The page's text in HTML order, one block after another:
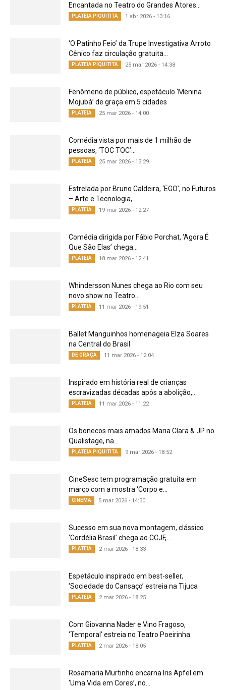
Encantada no Teatro do Grandes Atores...
PLATEIA PIQUITITA 1 abr 2026 - 13:16
‘O Patinho Feio’ da Trupe Investigativa Arroto
Cênico faz circulação gratuita...
PLATEIA PIQUITITA 25 mar 2026 - 14:38
Fenômeno de público, espetáculo ‘Menina
Mojubá’ de graça em 5 cidades
PLATEIA 25 mar 2026 - 14:00
Comédia vista por mais de 1 milhão de
pessoas, ‘TOC TOC’...
PLATEIA 25 mar 2026 - 13:29
Estrelada por Bruno Caldeira, ‘EGO’, no Futuros
– Arte e Tecnologia,...
PLATEIA 19 mar 2026 - 12:27
Comédia dirigida por Fábio Porchat, ‘Agora É
Que São Elas’ chega...
PLATEIA 18 mar 2026 - 12:41
Whindersson Nunes chega ao Rio com seu
novo show no Teatro...
PLATEIA 11 mar 2026 - 19:51
Ballet Manguinhos homenageia Elza Soares
na Central do Brasil
DE GRAÇA 11 mar 2026 - 12:04
Inspirado em história real de crianças
escravizadas décadas após a abolição,...
PLATEIA 11 mar 2026 - 11:22
Os bonecos mais amados Maria Clara & JP no
Qualistage, na...
PLATEIA PIQUITITA 9 mar 2026 - 18:52
CineSesc tem programação gratuita em
março com a mostra ‘Corpo e...
CINEMA 5 mar 2026 - 14:30
Sucesso em sua nova montagem, clássico
‘Cordélia Brasil’ chega ao CCJF,...
PLATEIA 2 mar 2026 - 18:33
Espetáculo inspirado em best-seller,
‘Sociedade do Cansaço’ estreia na Tijuca
PLATEIA 2 mar 2026 - 18:25
Com Giovanna Nader e Vino Fragoso,
‘Temporal’ estreia no Teatro Poeirinha
PLATEIA 2 mar 2026 - 18:05
Rosamaria Murtinho encarna Iris Apfel em
‘Uma Vida em Cores’, no...